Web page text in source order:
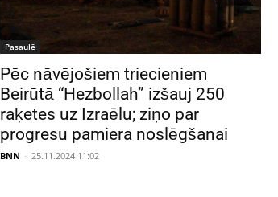
Pasaulē
Pēc nāvējošiem triecieniem
Beirūtā “Hezbollah” izšauj 250
raķetes uz Izraēlu; ziņo par
progresu pamiera noslēgšanai
BNN - 25.11.2024 11:02